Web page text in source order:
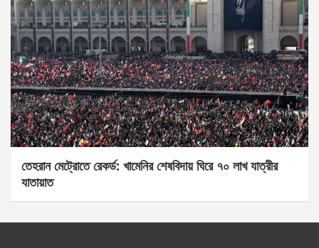
তেহরান মেট্রোতে রেকর্ড: খামেনির শেষবিদায় ঘিরে ৭০ লাখ যাত্রীর
যাতায়াত